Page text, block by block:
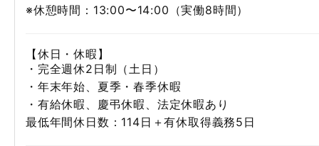
※休憩時間：13:00〜14:00（実働8時間）
【休日・休暇】
・完全週休2日制（土日）
・年末年始、夏季・春季休暇
・有給休暇、慶弔休暇、法定休暇あり
最低年間休日数：114日＋有休取得義務5日